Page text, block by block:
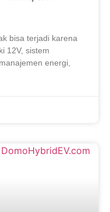
bisa terjadi karena
12V, sistem
energi,